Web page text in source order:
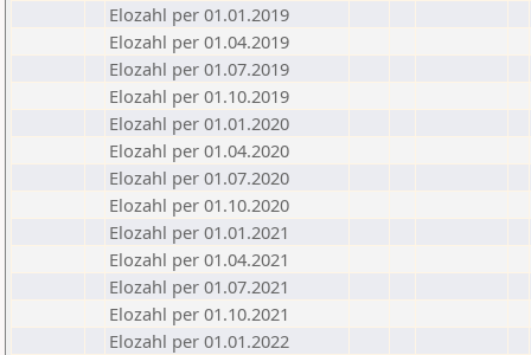
Elozahl per 01.01.2019
Elozahl per 01.04.2019
Elozahl per 01.07.2019
Elozahl per 01.10.2019
Elozahl per 01.01.2020
Elozahl per 01.04.2020
Elozahl per 01.07.2020
Elozahl per 01.10.2020
Elozahl per 01.01.2021
Elozahl per 01.04.2021
Elozahl per 01.07.2021
Elozahl per 01.10.2021
Elozahl per 01.01.2022